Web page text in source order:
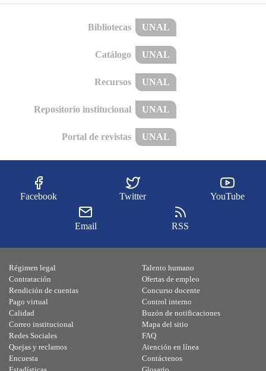
Bibliotecas UNAL
Catálogo UNAL
Recursos UNAL
Repositorio institucional UNAL
Portal de revistas UNAL
Facebook Twitter YouTube
Email RSS
Régimen legal
Contratación
Rendición de cuentas
Pago virtual
Calidad
Talento humano
Ofertas de empleo
Concurso docente
Control interno
Buzón de notificaciones
Correo institucional
Redes Sociales
Quejas y reclamos
Encuesta
Mapa del sitio
FAQ
Atención en línea
Contáctenos